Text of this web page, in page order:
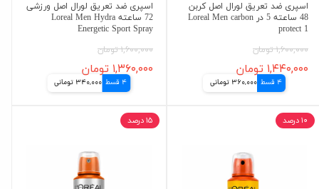
اسپری ضد تعریق لورال اصل کربن
48 ساعته 5 در Loreal Men carbon
protect 1
۱,۶۰۰,۰۰۰ تومان
۱,۴۴۰,۰۰۰ تومان
4 قسط 360,000 تومانی
اسپری ضد تعریق لورال اصل ورزشی
72 ساعته Loreal Men Hydra
Energetic Sport Spray
۱,۶۰۰,۰۰۰ تومان
۱,۳۶۰,۰۰۰ تومان
4 قسط 340,000 تومانی
۱۰ درصد ۱۵ درصد